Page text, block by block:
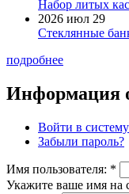
Набор литых
2026 июл 29
Стеклянные
подробнее
Информация
Войти в систему
Забыли пароль?
Имя пользователя: *
Укажите ваше имя на